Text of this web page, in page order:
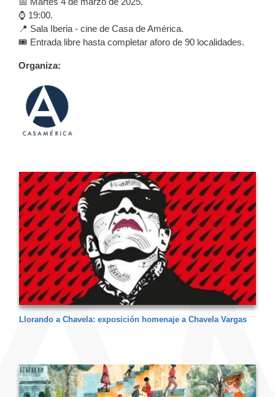
⌚ 19:00.
📍 Sala Iberia - cine de Casa de América.
🎟️ Entrada libre hasta completar aforo de 90 localidades.
Organiza:
Llorando a Chavela: exposición homenaje a Chavela Vargas